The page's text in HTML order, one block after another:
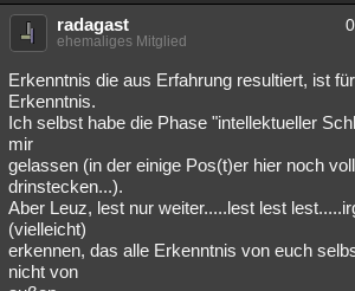
radagast
ehemaliges Mitglied
Erkenntnis die aus Erfahrung resultiert, ist
Erkenntnis.
Ich selbst habe die Phase "intellektueller
mir
gelassen (in der einige Pos(t)er hier noch
drinstecken...).
Aber Leuz, lest nur weiter.....lest lest
(vielleicht)
erkennen, das alle Erkenntnis von euch
nicht von